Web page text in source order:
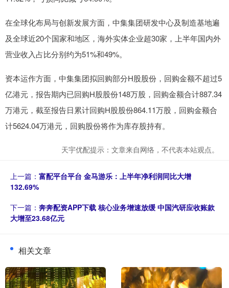
在全球化布局与创新发展方面，中集集团研发中心及制造基地遍
及全球近20个国家和地区，海外实体企业超30家，上半年国内外
营业收入占比分别约为51%和49%。
资本运作方面，中集集团拟回购部分H股股份，回购金额不超过5
亿港元，报告期内已回购H股股份148万股，回购金额合计887.34
万港元，截至报告日累计回购H股股份864.11万股，回购金额合
计5624.04万港元，回购股份将作为库存股持有。
天宇优配提示：文章来自网络，不代表本站观点。
上一篇： 富配平台平台 金马游乐：上半年净利润同比大增
132.69%
下一篇： 奔奔配资APP下载 核心业务增速放缓 中国汽研应收账款
大增至23.68亿元
相关文章